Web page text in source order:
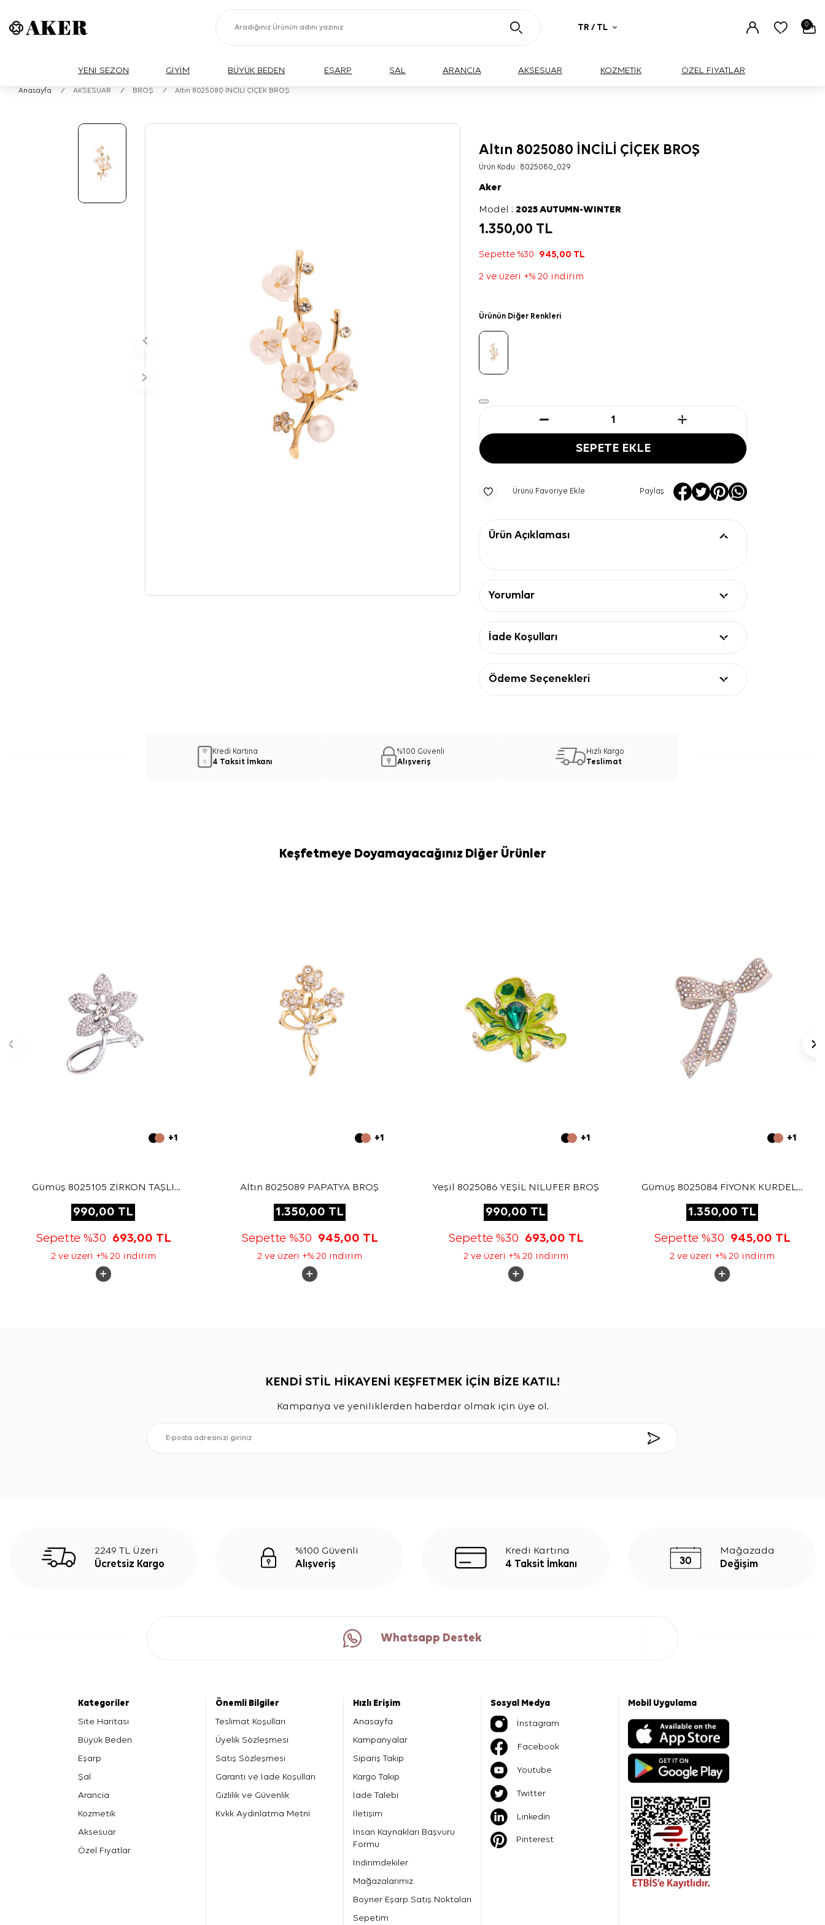
TR / TL 0
YENİ SEZON GİYİM BÜYÜK BEDEN EŞARP ŞAL ARANCIA AKSESUAR KOZMETİK ÖZEL FİYATLAR
Anasayfa / AKSESUAR / BROŞ / Altın 8025080 İNCİLİ ÇİÇEK BROŞ
Altın 8025080 İNCİLİ ÇİÇEK BROŞ
Ürün Kodu : 8025080_029
Aker
Model :2025 AUTUMN-WINTER
1.350,00 TL
Sepette %30 945,00 TL
2 ve üzeri +% 20 indirim
Ürünün Diğer Renkleri
SEPETE EKLE
Ürünü Favoriye Ekle Paylaş
Ürün Açıklaması
Yorumlar
İade Koşulları
Ödeme Seçenekleri
Kredi Kartına
4 Taksit İmkanı
%100 Güvenli
Alışveriş
Hızlı Kargo
Teslimat
Keşfetmeye Doyamayacağınız Diğer Ürünler
+1
Gümüş 8025105 ZİRKON TAŞLI
990,00 TL
Sepette %30 693,00 TL
2 ve üzeri +% 20 indirim
+1
Altın 8025089 PAPATYA BROŞ
1.350,00 TL
Sepette %30 945,00 TL
2 ve üzeri +% 20 indirim
+1
Yeşil 8025086 YEŞİL NİLUFER BROŞ
990,00 TL
Sepette %30 693,00 TL
2 ve üzeri +% 20 indirim
+1
Gümüş 8025084 FİYONK KURDELE
1.350,00 TL
Sepette %30 945,00 TL
2 ve üzeri +% 20 indirim
KENDİ STİL HİKAYENİ KEŞFETMEK İÇİN BİZE KATIL!
Kampanya ve yeniliklerden haberdar olmak için üye ol.
2249 TL Üzeri
Ücretsiz Kargo
%100 Güvenli
Alışveriş
Kredi Kartına
4 Taksit İmkanı
Mağazada
Değişim
Whatsapp Destek
Kategoriler
Site Haritası
Büyük Beden
Eşarp
Şal
Arancia
Kozmetik
Aksesuar
Özel Fiyatlar
Önemli Bilgiler
Teslimat Koşulları
Üyelik Sözleşmesi
Satış Sözleşmesi
Garanti ve İade Koşulları
Gizlilik ve Güvenlik
Kvkk Aydınlatma Metni
Hızlı Erişim
Anasayfa
Kampanyalar
Sipariş Takip
Kargo Takip
İade Talebi
İletişim
İnsan Kaynakları Başvuru
Formu
İndirimdekiler
Mağazalarımız
Boyner Eşarp Satış Noktaları
Sepetim
Sosyal Medya
İnstagram
Facebook
Youtube
Twitter
Linkedin
Pinterest
Mobil Uygulama